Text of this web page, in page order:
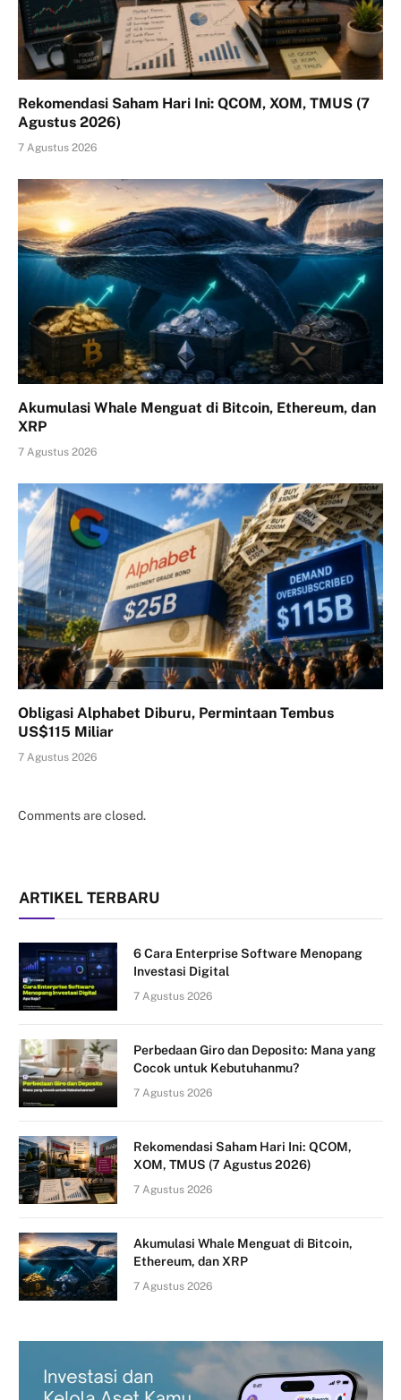
Rekomendasi Saham Hari Ini: QCOM, XOM, TMUS (7
Agustus 2026)
7 Agustus 2026
Akumulasi Whale Menguat di Bitcoin, Ethereum, dan
XRP
7 Agustus 2026
Obligasi Alphabet Diburu, Permintaan Tembus
US$115 Miliar
7 Agustus 2026
Comments are closed.
ARTIKEL TERBARU
6 Cara Enterprise Software Menopang
Investasi Digital
7 Agustus 2026
Perbedaan Giro dan Deposito: Mana yang
Cocok untuk Kebutuhanmu?
7 Agustus 2026
Rekomendasi Saham Hari Ini: QCOM,
XOM, TMUS (7 Agustus 2026)
7 Agustus 2026
Akumulasi Whale Menguat di Bitcoin,
Ethereum, dan XRP
7 Agustus 2026